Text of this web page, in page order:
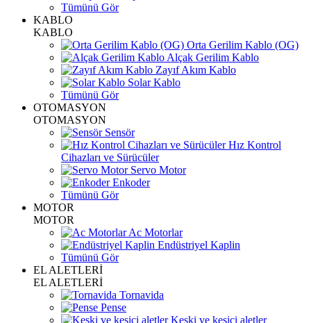
Tümünü Gör
KABLO
KABLO
Orta Gerilim Kablo (OG)
Alçak Gerilim Kablo
Zayıf Akım Kablo
Solar Kablo
Tümünü Gör
OTOMASYON
OTOMASYON
Sensör
Hız Kontrol
Cihazları ve Sürücüler
Servo Motor
Enkoder
Tümünü Gör
MOTOR
MOTOR
Ac Motorlar
Endüstriyel Kaplin
Tümünü Gör
EL ALETLERİ
EL ALETLERİ
Tornavida
Pense
Keski ve kesici aletler